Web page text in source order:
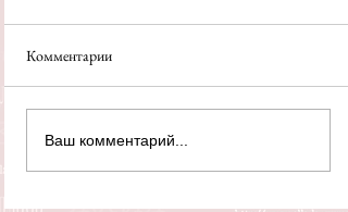
Комментарии
Ваш комментарий...